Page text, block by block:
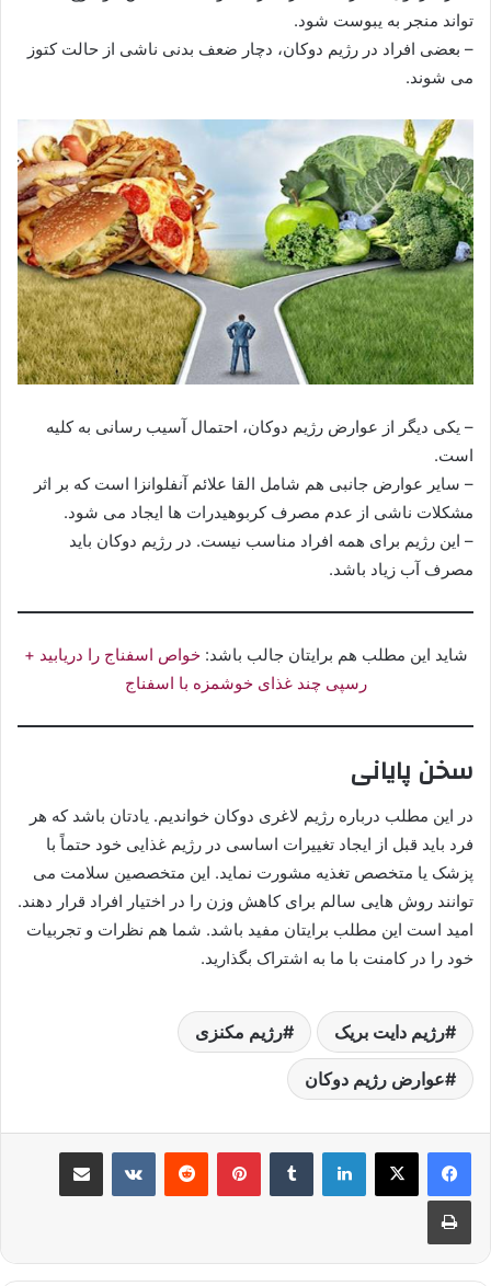
تواند منجر به یبوست شود.
– بعضی افراد در رژیم دوکان، دچار ضعف بدنی ناشی از حالت کتوز
می شوند.
– یکی دیگر از عوارض رژیم دوکان، احتمال آسیب رسانی به کلیه
است.
– سایر عوارض جانبی هم شامل القا علائم آنفلوانزا است که بر اثر
مشکلات ناشی از عدم مصرف کربوهیدرات ها ایجاد می شود.
– این رژیم برای همه افراد مناسب نیست. در رژیم دوکان باید
مصرف آب زیاد باشد.
شاید این مطلب هم برایتان جالب باشد:خواص اسفناج را دریابید +
رسپی چند غذای خوشمزه با اسفناج
سخن پایانی
در این مطلب درباره رژیم لاغری دوکان خواندیم. یادتان باشد که هر
فرد باید قبل از ایجاد تغییرات اساسی در رژیم غذایی خود حتماً با
پزشک یا متخصص تغذیه مشورت نماید. این متخصصین سلامت می
توانند روش هایی سالم برای کاهش وزن را در اختیار افراد قرار دهند.
امید است این مطلب برایتان مفید باشد. شما هم نظرات و تجربیات
خود را در کامنت با ما به اشتراک بگذارید.
رژیم دایت بریک رژیم مکنزی
عوارض رژیم دوکان
لینکدین ‫تامبلر پینترست‫رددیت ‫VKontakteاشتراک گذاری از طریق ایمیل
چاپ